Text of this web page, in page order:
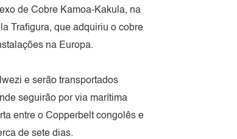
de Cobre Kamoa-Kakula, na
Trafigura, que adquiriu o cobre
na Europa.
e serão transportados
seguirão por via marítima
entre o Copperbelt congolês e
de sete dias.